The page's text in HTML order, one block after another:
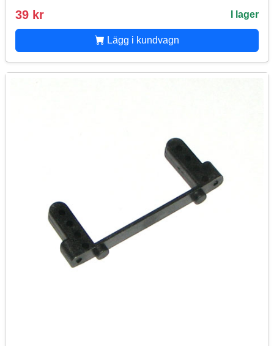
39 kr I lager
Lägg i kundvagn